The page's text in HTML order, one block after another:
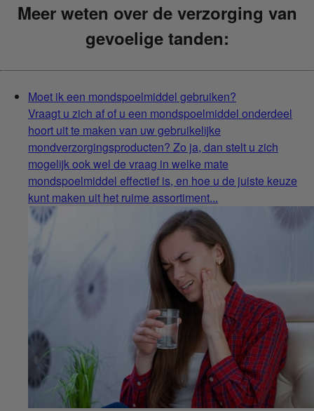
Meer weten over de verzorging van
gevoelige tanden:
Moet ik een mondspoelmiddel gebruiken?
Vraagt u zich af of u een mondspoelmiddel onderdeel
hoort uit te maken van uw gebruikelijke
mondverzorgingsproducten? Zo ja, dan stelt u zich
mogelijk ook wel de vraag in welke mate
mondspoelmiddel effectief is, en hoe u de juiste keuze
kunt maken uit het ruime assortiment...